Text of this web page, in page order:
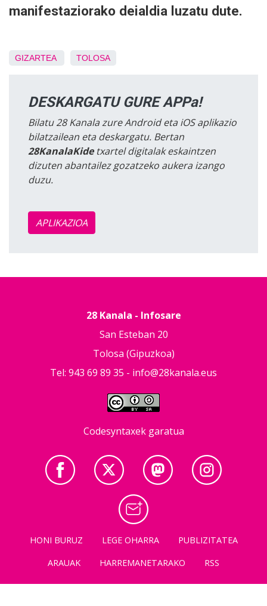
manifestaziorako deialdia luzatu dute.
GIZARTEA TOLOSA
DESKARGATU GURE APPa!
Bilatu 28 Kanala zure Android eta iOS aplikazio
bilatzailean eta deskargatu. Bertan
28KanalaKidetxartel digitalak eskaintzen
dizuten abantailez gozatzeko aukera izango
duzu.
APLIKAZIOA
28 Kanala - Infosare
San Esteban 20
Tolosa (Gipuzkoa)
Tel: 943 69 89 35 - info@28kanala.eus
Codesyntaxek garatua
HONI BURUZ LEGE OHARRA
PUBLIZITATEA
ARAUAK
HARREMANETARAKO RSS